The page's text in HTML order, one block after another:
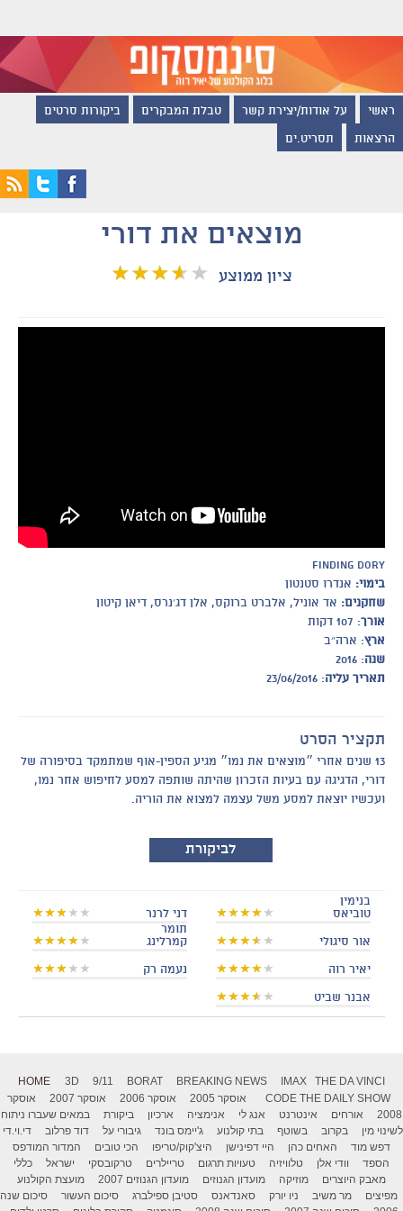
ראשי על אודות/יצירת קשר טבלת המבקרים ביקורות סרטים
הרצאות תסריט.ים
מוצאים את דורי
ציון ממוצע
Finding Dory
בימוי: אנדרו סטנטון
שחקנים: אד אוניל, אלברט ברוקס, אלן דג׳נרס, דיאן קיטון
אורך: 107 דקות
ארץ: ארה״ב
שנה: 2016
תאריך עליה: 23/06/2016
תקציר הסרט
13 שנים אחרי ״מוצאים את נמו״ מגיע הספין-אוף שמתמקד בסיפורה של
דורי, הדגיגה עם בעיות הזכרון שהיתה שותפה למסע לחיפוש אחר נמו,
ועכשיו יוצאת למסע משל עצמה למצוא את הוריה.
לביקורת
בנימין
טוביאס
דני לרנר
אור סיגולי
תומר
קמרלינג
יאיר רוה נעמה רק
אבנר שביט
HOME 3D 9/11 BORAT BREAKING NEWS IMAX
THE DA VINCI
CODE THE DAILY SHOW אוסקר 2005 אוסקר 2006 אוסקר 2007
אוסקר
2008
אורחים אינטרנט אנג לי אנימציה ארכיון ביקורת
במאים שעברו ניתוח
לשינוי מין
בקרוב בשוטף בתי קולנוע ג'יימס בונד גיבורי על דוד פרלוב
די.וי.די
דפש מוד
האחים כהן היי דפינישן היצ'קוק/טריפו הכי טובים
המדור המודפס
הספד
וודי אלן טלוויזיה טעויות תרגום טריילרים טרקובסקי ישראל
כללי
מאבק היוצרים
מוזיקה מועדון הגנוזים מועדון הגנוזים 2007
מועצת הקולנוע
מפיצים
מר משיב ניו יורק סאנדאנס סטיבן ספילברג סיכום העשור
סיכום שנה